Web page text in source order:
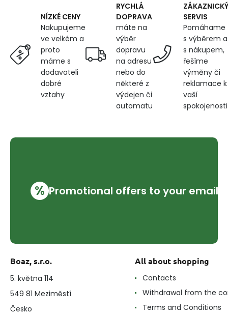
NÍZKÉ CENY
Nakupujeme
ve velkém a
proto
máme s
dodavateli
dobré
vztahy
RYCHLÁ
DOPRAVA
máte na
výběr
dopravu
na adresu
nebo do
některé z
výdejen či
automatu
ZÁKAZNICKÝ
SERVIS
Pomáhame
s výběrem a
s nákupem,
řešíme
výměny či
reklamace k
vaší
spokojenosti
% Promotional offers to your email
Boaz, s.r.o.
5. května 114
549 81 Meziměstí
Česko
All about shopping
Contacts
Withdrawal from the
Terms and Conditions